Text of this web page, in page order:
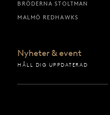
BRÖDERNA STOLTMAN
MALMÖ REDHAWKS
Nyheter & event
HÅLL DIG UPPDATERAD